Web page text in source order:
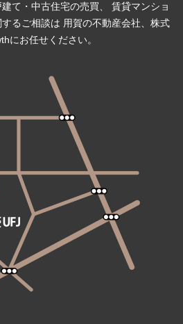
て・中古住宅の売買、 賃貸マンショ
るご相談は 用賀の不動産会社、株式
にお任せください。